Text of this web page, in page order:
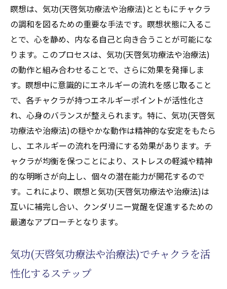
瞑想は、気功(天啓気功療法や治療法)とともにチャクラ
の調和を図るための重要な手法です。瞑想状態に入るこ
とで、心を静め、内なる自己と向き合うことが可能にな
ります。このプロセスは、気功(天啓気功療法や治療法)
の動作と組み合わせることで、さらに効果を発揮しま
す。瞑想中に意識的にエネルギーの流れを感じ取ること
で、各チャクラが持つエネルギーポイントが活性化さ
れ、心身のバランスが整えられます。特に、気功(天啓気
功療法や治療法)の穏やかな動作は精神的な安定をもたら
し、エネルギーの流れを円滑にする効果があります。チ
ャクラが均衡を保つことにより、ストレスの軽減や精神
的な明晰さが向上し、個々の潜在能力が開花するので
す。これにより、瞑想と気功(天啓気功療法や治療法)は
互いに補完し合い、クンダリニー覚醒を促進するための
最適なアプローチとなります。
気功(天啓気功療法や治療法)でチャクラを活
性化するステップ